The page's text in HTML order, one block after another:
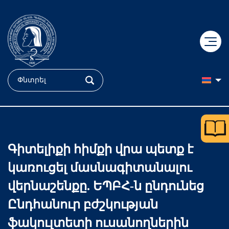
+
ԿՐԹՈւԹՅՈւՆ
Ֆակուլտետներ
Ուսանող
Քոլեջ
+
Դոկտորական կրթություն
ՔՈԲՐԵՅՆ կենտրոն
Կլինիկական հետազոտություններ
ԲԺՇԿՈւԹՅՈւՆ
«Հերացի» համալսարանական հիվանդանոց
«Մուրացան» համալսարանական հիվանդանոց
ՄԵՐ ՄԱՍԻՆ
Պատմություն
Գիտելիքի հիմքի վրա պետք է
կառուցել մասնագիտանալու
վերնաշենքը. ԵՊԲՀ-ն ընդունեց
Ընդհանուր բժշկության
ֆակուլտետի ուսանողներին